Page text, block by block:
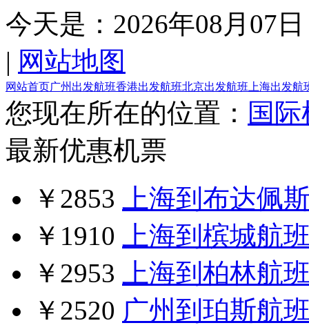
今天是： 2026年08月07日
| 网站地图
网站首页广州出发航班香港出发航班北京出发航班 上海出发航
您现在所在的位置： 国
最新优惠机票
￥2853
上海到布达佩
￥1910
上海到槟城航
￥2953
上海到柏林航
￥2520 广州到珀斯航